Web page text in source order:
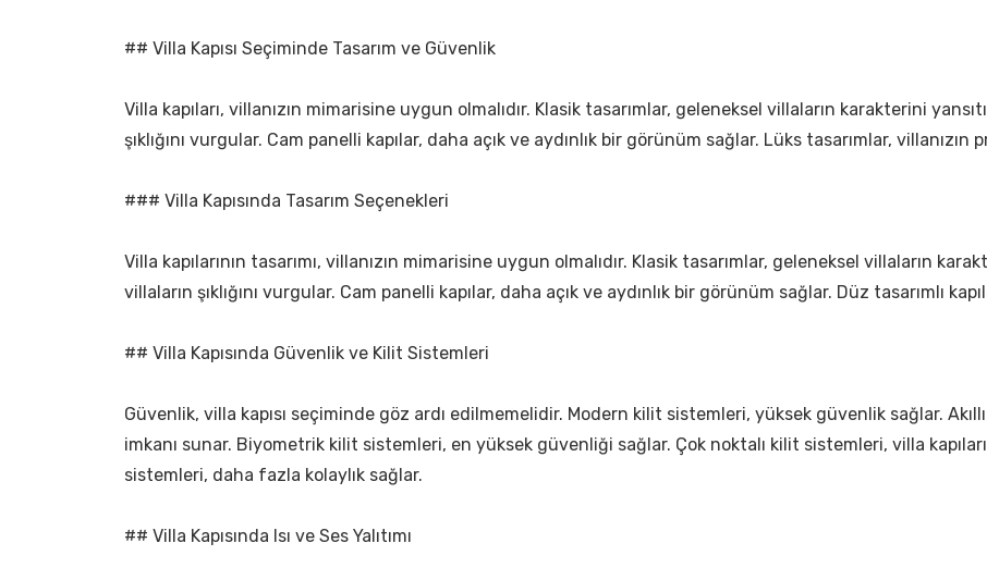
## Villa Kapısı Seçiminde Tasarım ve Güvenlik
Villa kapıları, villanızın mimarisine uygun olmalıdır. Klasik tasarımlar, geleneksel villaların karakterini
şıklığını vurgular. Cam panelli kapılar, daha açık ve aydınlık bir görünüm sağlar. Lüks tasarımlar, villanızın
### Villa Kapısında Tasarım Seçenekleri
Villa kapılarının tasarımı, villanızın mimarisine uygun olmalıdır. Klasik tasarımlar, geleneksel villaların
villaların şıklığını vurgular. Cam panelli kapılar, daha açık ve aydınlık bir görünüm sağlar. Düz tasarımlı
## Villa Kapısında Güvenlik ve Kilit Sistemleri
Güvenlik, villa kapısı seçiminde göz ardı edilmemelidir. Modern kilit sistemleri, yüksek güvenlik sağlar.
imkanı sunar. Biyometrik kilit sistemleri, en yüksek güvenliği sağlar. Çok noktalı kilit sistemleri, villa
sistemleri, daha fazla kolaylık sağlar.
## Villa Kapısında Isı ve Ses Yalıtımı